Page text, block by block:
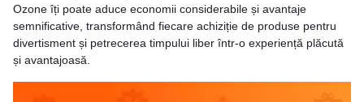
Ozone îți poate aduce economii considerabile și avantaje
semnificative, transformând fiecare achiziție de produse pentru
divertisment și petrecerea timpului liber într-o experiență plăcută
și avantajoasă.